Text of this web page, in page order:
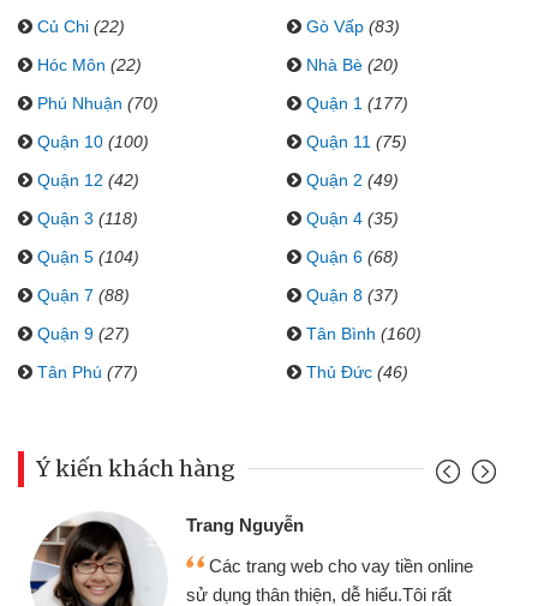
Củ Chi (22) Gò Vấp (83)
Hóc Môn (22) Nhà Bè (20)
Phú Nhuận (70) Quận 1 (177)
Quận 10 (100) Quận 11 (75)
Quận 12 (42) Quận 2 (49)
Quận 3 (118) Quận 4 (35)
Quận 5 (104) Quận 6 (68)
Quận 7 (88) Quận 8 (37)
Quận 9 (27) Tân Bình (160)
Tân Phú (77) Thủ Đức (46)
Ý kiến khách hàng
Trang Nguyễn
Các trang web cho vay tiền online
sử dụng thân thiện, dễ hiểu.Tôi rất